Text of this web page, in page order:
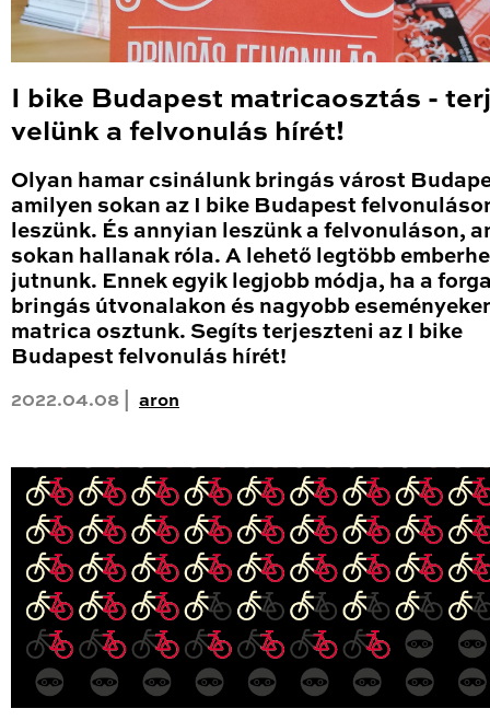
I bike Budapest matricaosztás -
velünk a felvonulás hírét!
Olyan hamar csinálunk bringás várost
amilyen sokan az I bike Budapest
leszünk. És annyian leszünk a felvonuláson,
sokan hallanak róla. A lehető legtöbb
jutnunk. Ennek egyik legjobb módja, ha a
bringás útvonalakon és nagyobb
matrica osztunk. Segíts terjeszteni az I bike
Budapest felvonulás hírét!
2022.04.08 | aron